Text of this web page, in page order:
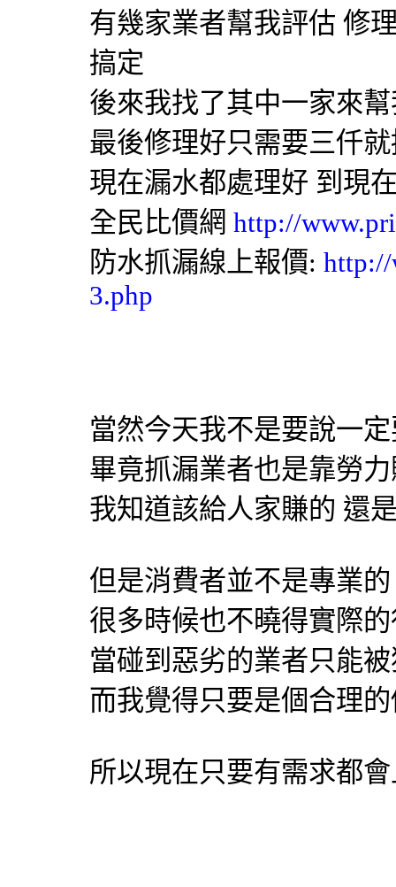
有幾家業者幫我評估 修
搞定
後來我找了其中一家來
最後修理好只需要三仟
現在漏水都處理好 到現
全民比價網 http://
防水抓漏線上報價: http://
3.php
當然今天我不是要說一
畢竟抓漏業者也是靠勞
我知道該給人家賺的 還
但是消費者並不是專業的
很多時候也不曉得實際
當碰到惡劣的業者只能
而我覺得只要是個合理
所以現在只要有需求都